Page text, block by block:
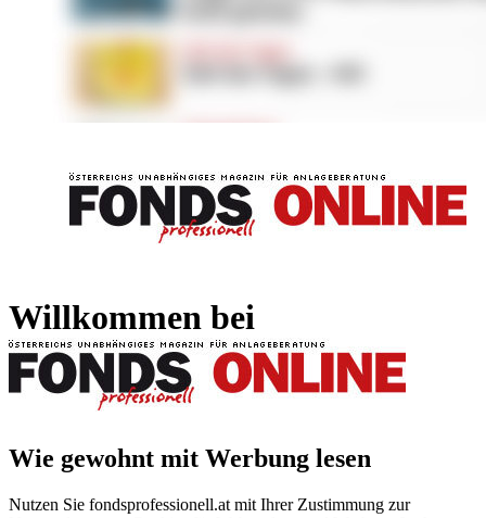
Willkommen bei
Wie gewohnt mit Werbung lesen
Nutzen Sie fondsprofessionell.at mit Ihrer Zustimmung zur